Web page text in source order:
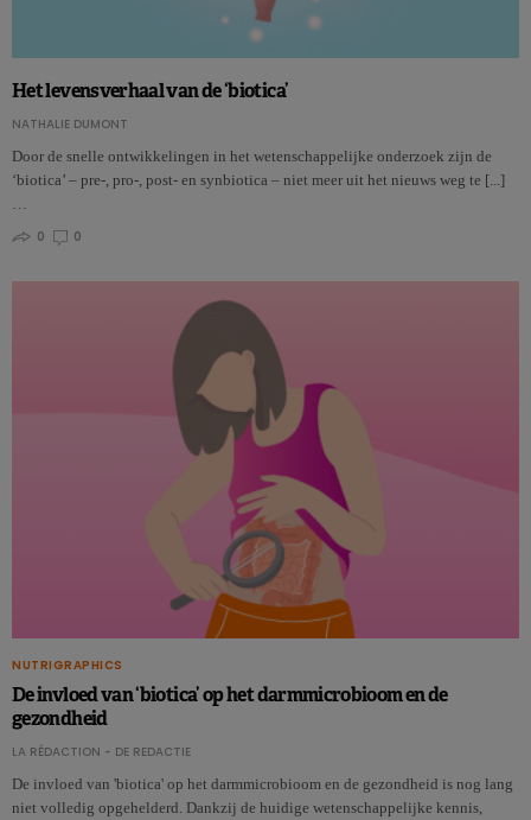
Het levensverhaal van de ‘biotica’
NATHALIE DUMONT
Door de snelle ontwikkelingen in het wetenschappelijke onderzoek zijn de
‘biotica’ – pre-, pro-, post- en synbiotica – niet meer uit het nieuws weg te [...]
0
0
NUTRIGRAPHICS
De invloed van ‘biotica’ op het darmmicrobioom en de
gezondheid
LA RÉDACTION - DE REDACTIE
De invloed van 'biotica' op het darmmicrobioom en de gezondheid is nog lang
niet volledig opgehelderd. Dankzij de huidige wetenschappelijke kennis,